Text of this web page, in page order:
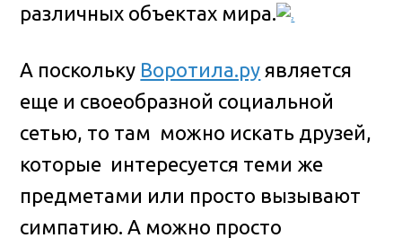
различных объектах мира.
А поскольку Воротила.ру является
еще и своеобразной социальной
сетью, то там можно искать друзей,
которые интересуется теми же
предметами или просто вызывают
симпатию. А можно просто